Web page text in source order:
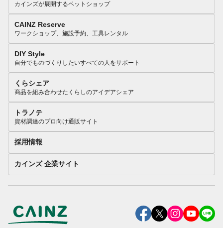
カインズが展開するペットショップ
CAINZ Reserve
ワークショップ、施設予約、工具レンタル
DIY Style
自分でものづくりしたいすべての人をサポート
くらシェア
商品を組み合わせたくらしのアイデアシェア
トラノテ
資材調達のプロ向け通販サイト
採用情報
カインズ 企業サイト